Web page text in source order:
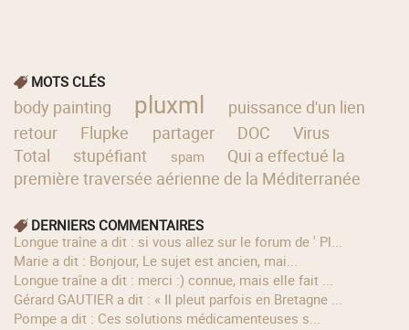
MOTS CLÉS
body painting pluxml
puissance d'un lien
retour
Flupke partager DOC
Virus
Total
stupéfiant spam
Qui a effectué la
première traversée aérienne de la Méditerranée
DERNIERS COMMENTAIRES
longue traîne a dit : si vous allez sur le forum de ' Pl...
Marie a dit : Bonjour, Le sujet est ancien, mai...
longue traîne a dit : merci :) connue, mais elle fait ...
Gérard GAUTIER a dit : « Il pleut parfois en Bretagne ...
Pompe a dit : Ces solutions médicamenteuses s...